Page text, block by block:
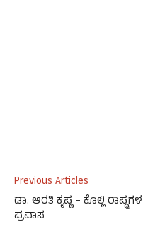
Previous Articles
ಡಾ. ಆರತಿ ಕೃಷ್ಣ – ಕೊಲ್ಲಿ ರಾಷ್ಟ್ರಗಳ
ಪ್ರವಾಸ